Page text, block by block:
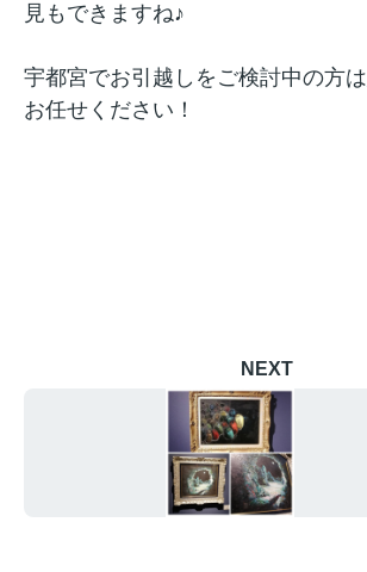
見もできますね♪
宇都宮でお引越しをご検討中の方は
お任せください！
NEXT